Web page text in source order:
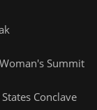
Summit
Conclave